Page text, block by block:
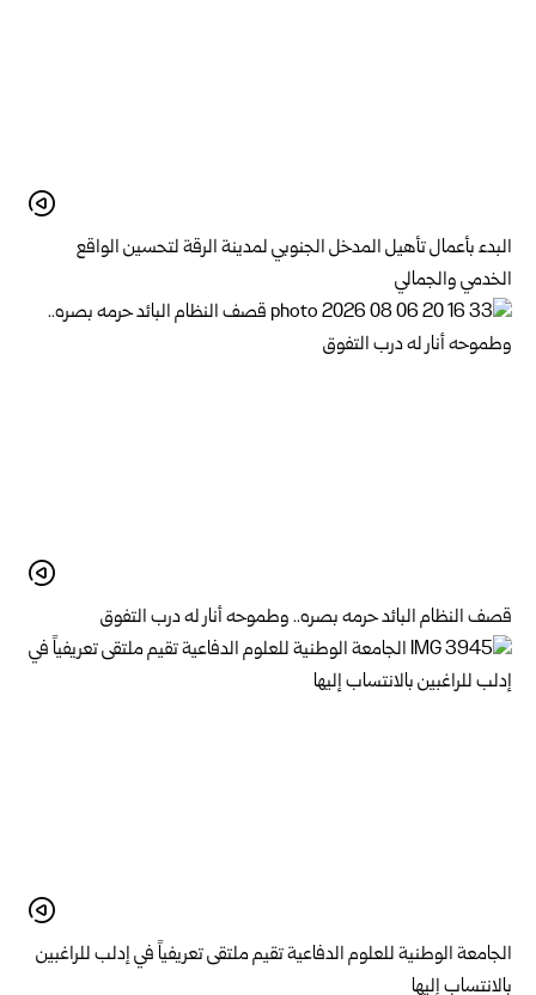
البدء بأعمال تأهيل المدخل الجنوبي لمدينة الرقة لتحسين الواقع
الخدمي والجمالي
قصف النظام البائد حرمه بصره.. وطموحه أنار له درب التفوق
الجامعة الوطنية للعلوم الدفاعية تقيم ملتقى تعريفياً في إدلب للراغبين
بالانتساب إليها